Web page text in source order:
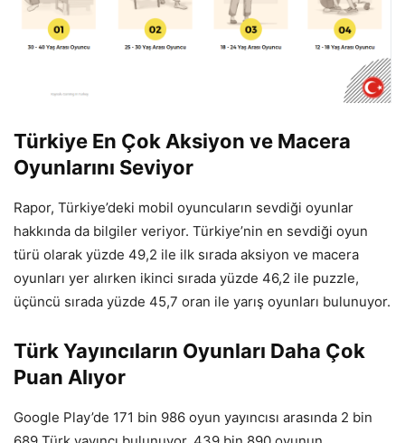
Türkiye En Çok Aksiyon ve Macera
Oyunlarını Seviyor
Rapor, Türkiye’deki mobil oyuncuların sevdiği oyunlar
hakkında da bilgiler veriyor. Türkiye’nin en sevdiği oyun
türü olarak yüzde 49,2 ile ilk sırada aksiyon ve macera
oyunları yer alırken ikinci sırada yüzde 46,2 ile puzzle,
üçüncü sırada yüzde 45,7 oran ile yarış oyunları bulunuyor.
Türk Yayıncıların Oyunları Daha Çok
Puan Alıyor
Google Play’de 171 bin 986 oyun yayıncısı arasında 2 bin